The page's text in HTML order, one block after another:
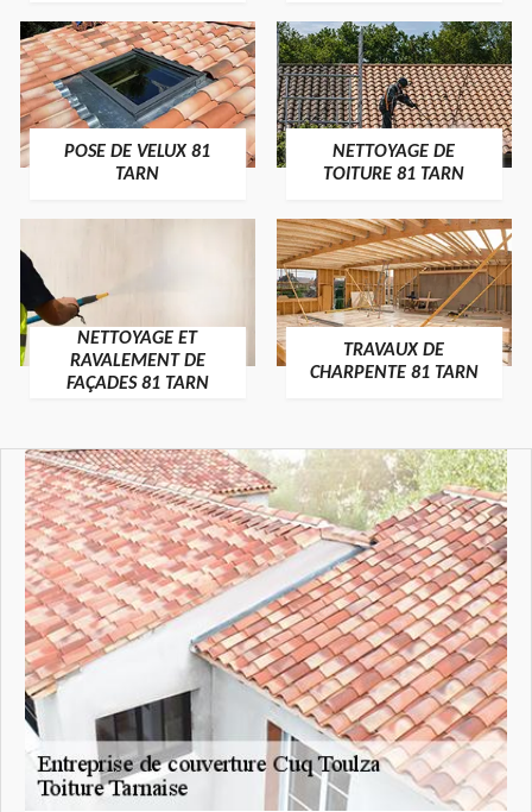
POSE DE VELUX 81
TARN
NETTOYAGE DE
TOITURE 81 TARN
NETTOYAGE ET
RAVALEMENT DE
FAÇADES 81 TARN
TRAVAUX DE
CHARPENTE 81 TARN